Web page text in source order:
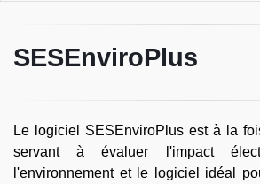
SESEnviroPlus
Le logiciel SESEnviroPlus est à la
servant à évaluer l'impact
l'environnement et le logiciel idéal